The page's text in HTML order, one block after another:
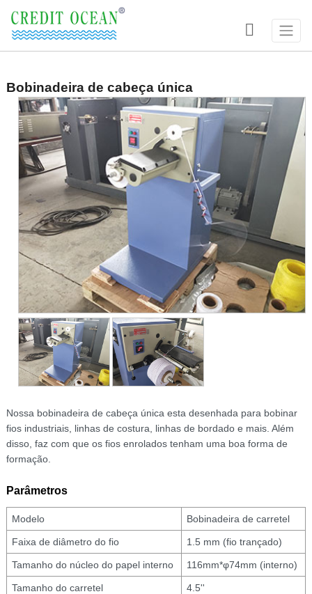

Bobinadeira de cabeça única
Nossa bobinadeira de cabeça única esta desenhada para bobinar
fios industriais, linhas de costura, linhas de bordado e mais. Além
disso, faz com que os fios enrolados tenham uma boa forma de
formação.
Parâmetros
Modelo Bobinadeira de carretel
Faixa de diâmetro do fio 1.5 mm (fio trançado)
Tamanho do núcleo do papel interno 116mm*φ74mm (interno)
Tamanho do carretel 4.5''